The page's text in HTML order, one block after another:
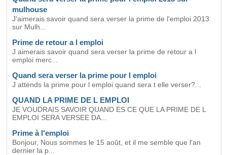
mulhouse
J'aimerais savoir quand sera verser la prime de l'emploi 2013
sur Mulh...
Prime de retour a l emploi
J aimerais savoir quand sera verser la prime de retour a l
emploi merc...
Quand sera verser la prime pour l emploi
J attends la prime pour l emploi quand sera t elle verser?...
QUAND LA PRIME DE L EMPLOI
JE VOUDRAIS SAVOIR QUAND ES CE QUE LA PRIME DE L
EMPLOI SERA VERSEE DA...
Prime à l'emploi
Bonjour, Nous sommes le 15 août, et il me semble que l'an
dernier la p...